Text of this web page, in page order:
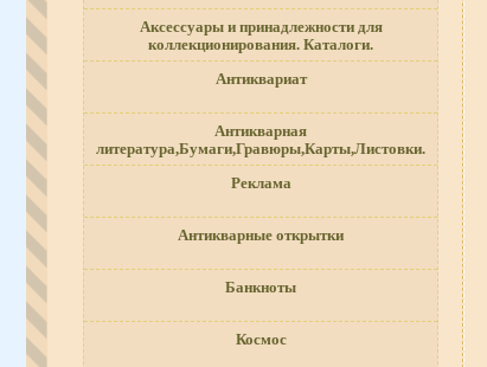
Аксессуары и принадлежности для
коллекционирования. Каталоги.
Антиквариат
Антикварная
литература,Бумаги,Гравюры,Карты,Листовки.
Реклама
Антикварные открытки
Банкноты
Космос